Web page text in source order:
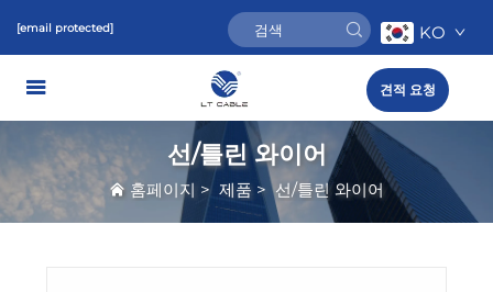
[email protected] KO
견적 요청
선/틀린 와이어
홈페이지 > 제품 >선/틀린 와이어